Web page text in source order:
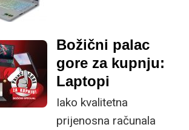
segment tržišta.
Ugrađenom RTX 5060
grafičkom karticom
definitivno vabi gaming
orijentiranu ekipu. No,
Božični palac
gore za kupnju:
Laptopi
Iako kvalitetna
prijenosna računala